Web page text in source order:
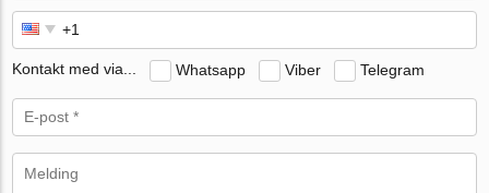
Kontakt med via... Whatsapp Viber Telegram